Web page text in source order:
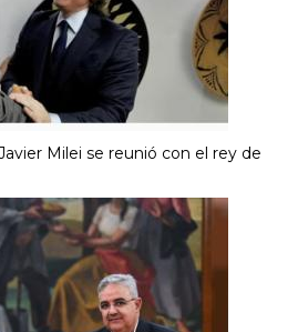
Milei se reunió con el rey de